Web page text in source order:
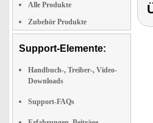
Alle Produkte
Zubehör Produkte
Support-Elemente:
Handbuch-, Treiber-, Video-
Downloads
Support-FAQs